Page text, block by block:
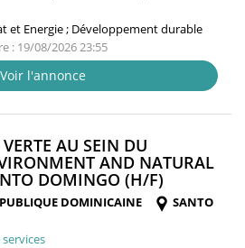
et Energie ; Développement durable
: 19/08/2026 23:55
Voir l'annonce
AU SEIN DU
AND NATURAL
DOMINGO (H/F)
FENÊTRE)
DOMINICAINE
SANTO